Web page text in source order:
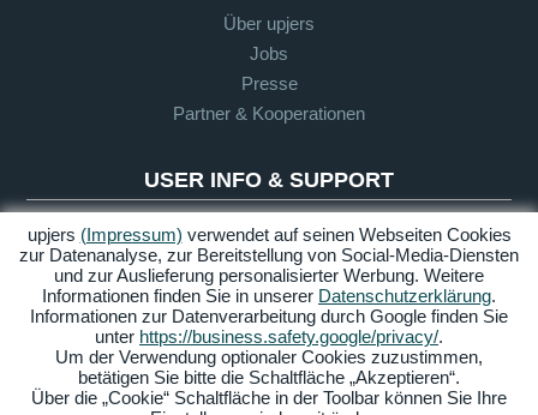
Über upjers
Jobs
Presse
Partner & Kooperationen
USER INFO & SUPPORT
Glossar
Let's Play Richtlinie
Infos für Eltern
Support
Impressum Datenschutz AGB Barrierefreiheit
upjers (Impressum) verwendet auf seinen Webseiten Cookies
zur Datenanalyse, zur Bereitstellung von Social-Media-Diensten
und zur Auslieferung personalisierter Werbung. Weitere
Informationen finden Sie in unserer Datenschutzerklärung.
Informationen zur Datenverarbeitung durch Google finden Sie
unter https://business.safety.google/privacy/.
Um der Verwendung optionaler Cookies zuzustimmen,
betätigen Sie bitte die Schaltfläche „Akzeptieren“.
Über die „Cookie“ Schaltfläche in der Toolbar können Sie Ihre